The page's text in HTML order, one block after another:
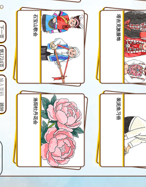
11
12
16
塔吉克族服饰
装泥鱼习俗
石宝山歌会
洛阳牡丹花会
页
页
转